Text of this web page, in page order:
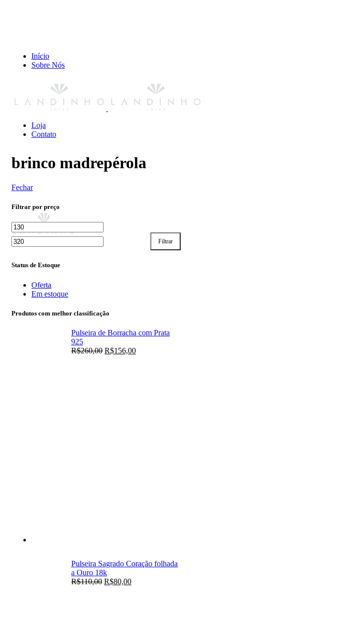
Início
Sobre Nós
Loja
Contato
brinco madrepérola
Fechar
Filtrar por preço
Filtrar
Status de Estoque
Oferta
Em estoque
Produtos com melhor classificação
Pulseira de Borracha com Prata
925
R$260,00 R$156,00
Pulseira Sagrado Coração folhada
a Ouro 18k
R$110,00 R$80,00